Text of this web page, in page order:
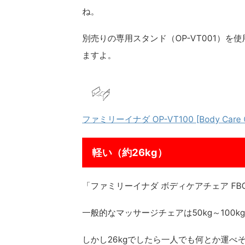
ね。
別売りの専用スタンド（OP-VT001）を
ますよ。
ファミリーイナダ OP-VT100 [Body Care
軽い（約26kg）
「ファミリーイナダ ボディケアチェア
一般的なマッサージチェアは50kg～
しかし26kgでしたら一人でも何とか運べ